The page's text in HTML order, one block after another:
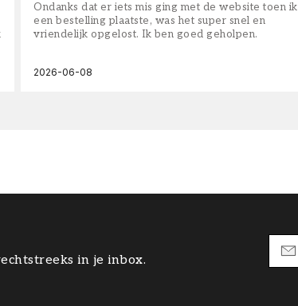
Ondanks dat er iets mis ging met de website toen ik
een bestelling plaatste, was het super snel en
vriendelijk opgelost. Ik ben goed geholpen.
2026-06-08
in je inbox.